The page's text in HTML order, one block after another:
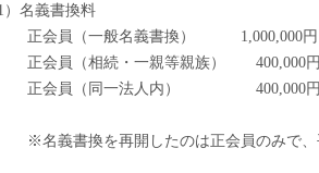
）名義書換料
会員（一般名義書換） 1,000,000円
会員（相続・一親等親族） 400,000円
会員（同一法人内） 400,000円（
名義書換を再開したのは正会員のみで、